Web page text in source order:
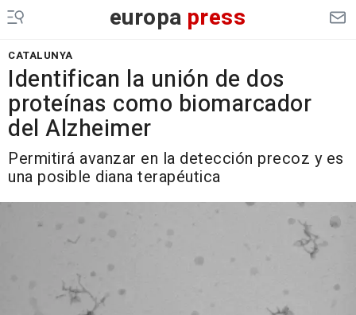
europa press
CATALUNYA
Identifican la unión de dos
proteínas como biomarcador
del Alzheimer
Permitirá avanzar en la detección precoz y es
una posible diana terapéutica